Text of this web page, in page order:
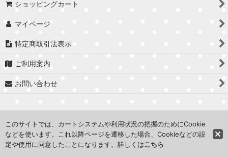
ショッピングカート
マイページ
特定商取引法表示
ご利用案内
お問い合わせ
©2014 一般社団法人JMA All Rights Reserved.
このサイトでは、カートシステムや利用状況の把握のためにCookie
などを使います。これ以降ページを遷移した場合、Cookieなどの設
定や使用に同意したことになります。詳しくはこちら